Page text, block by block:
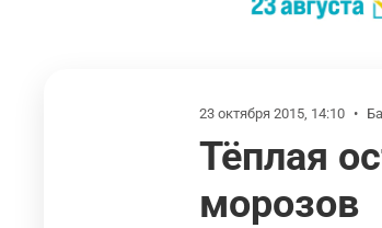
23 октября 2015, 14:10 •
Тёплая
морозов